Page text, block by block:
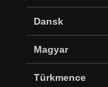
Dansk
Magyar
Türkmence